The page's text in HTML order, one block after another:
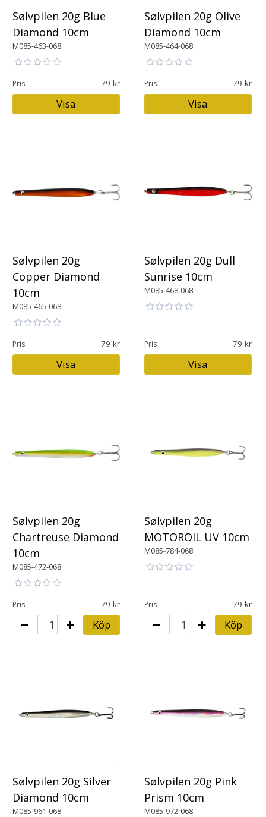
Sølvpilen 20g Blue
Diamond 10cm
M085-463-068
Pris 79
Visa
Sølvpilen 20g Olive
Diamond 10cm
M085-464-068
Pris 79
Visa
Sølvpilen 20g
Copper Diamond
10cm
M085-465-068
Pris 79
Visa
Sølvpilen 20g Dull
Sunrise 10cm
M085-468-068
Pris 79
Visa
Sølvpilen 20g
Chartreuse Diamond
10cm
M085-472-068
Pris 79
Köp
Sølvpilen 20g
MOTOROIL UV 10cm
M085-784-068
Pris 79
Köp
Sølvpilen 20g Silver
Diamond 10cm
M085-961-068
Sølvpilen 20g Pink
Prism 10cm
M085-972-068